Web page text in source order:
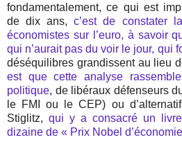
fondamentalement, ce qui est
de dix ans,c’est de constater
économistes sur l’euro, à savoir
qui n’aurait pas du voir le jour, qui
déséquilibres grandissent au lieu
est que cette analyse
politique, de libéraux défenseurs
le FMI ou le CEP) ou
Stiglitz, qui y a consacré un livre
dizaine de « Prix Nobel